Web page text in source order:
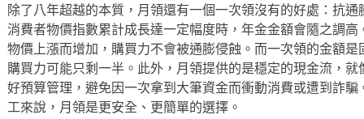
除了八年超越的本質，月領還有一個一次領沒有的好處：抗
消費者物價指數累計成長達一定幅度時，年金金額會隨之調
物價上漲而增加，購買力不會被通膨侵蝕。而一次領的金額
購買力可能只剩一半。此外，月領提供的是穩定的現金流，
好預算管理，避免因一次拿到大筆資金而衝動消費或遭到詐
工來說，月領是更安全、更簡單的選擇。